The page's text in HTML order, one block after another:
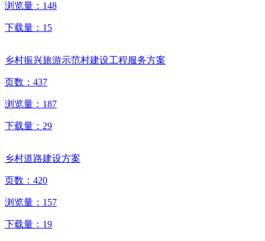
浏览量： 148
下载量： 15
乡村振兴旅游示范村建设工程服务方案
页数： 437
浏览量： 187
下载量： 29
乡村道路建设方案
页数： 420
浏览量： 157
下载量： 19